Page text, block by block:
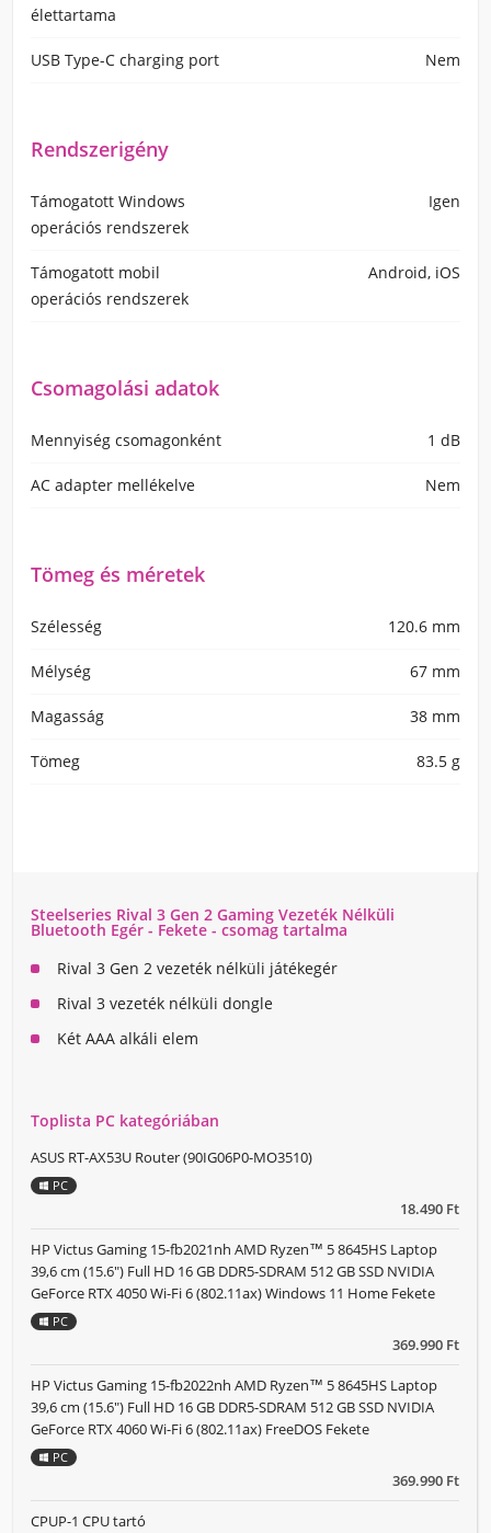
élettartama
USB Type-C charging port Nem
Rendszerigény
Támogatott Windows
operációs rendszerek
Igen
Támogatott mobil
operációs rendszerek
Android, iOS
Csomagolási adatok
Mennyiség csomagonként 1 dB
AC adapter mellékelve Nem
Tömeg és méretek
Szélesség 120.6 mm
Mélység 67 mm
Magasság 38 mm
Tömeg 83.5 g
Steelseries Rival 3 Gen 2 Gaming Vezeték Nélküli
Bluetooth Egér - Fekete - csomag tartalma
Rival 3 Gen 2 vezeték nélküli játékegér
Rival 3 vezeték nélküli dongle
Két AAA alkáli elem
Toplista PC kategóriában
18.490 Ft
ASUS RT-AX53U Router (90IG06P0-MO3510)
PC
369.990 Ft
HP Victus Gaming 15-fb2021nh AMD Ryzen™ 5 8645HS Laptop
39,6 cm (15.6") Full HD 16 GB DDR5-SDRAM 512 GB SSD NVIDIA
GeForce RTX 4050 Wi-Fi 6 (802.11ax) Windows 11 Home Fekete
PC
369.990 Ft
HP Victus Gaming 15-fb2022nh AMD Ryzen™ 5 8645HS Laptop
39,6 cm (15.6") Full HD 16 GB DDR5-SDRAM 512 GB SSD NVIDIA
GeForce RTX 4060 Wi-Fi 6 (802.11ax) FreeDOS Fekete
PC
CPUP-1 CPU tartó